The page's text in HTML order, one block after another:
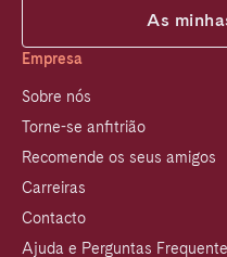
As
Empresa
Sobre nós
Torne-se anfitrião
Recomende os seus amigos
Carreiras
Contacto
Ajuda e Perguntas